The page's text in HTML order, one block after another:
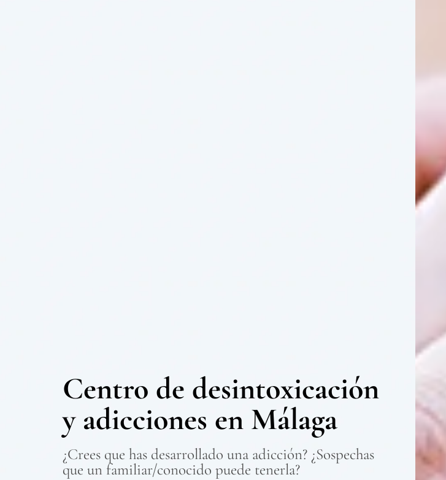
Centro de desintoxicación
y adicciones en Málaga
¿Crees que has desarrollado una adicción? ¿Sospechas
que un familiar/conocido puede tenerla?